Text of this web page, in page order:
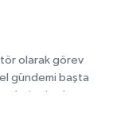
olarak görev
gündemi başta
sahadan
üretimine